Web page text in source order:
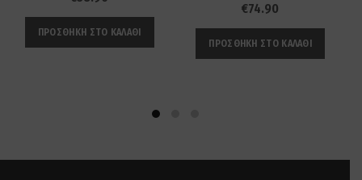
ΠΡΟΣΘΉΚΗ ΣΤΟ ΚΑΛΆΘΙ
€74.90
ΠΡΟΣΘΉΚΗ ΣΤΟ ΚΑΛΆΘΙ